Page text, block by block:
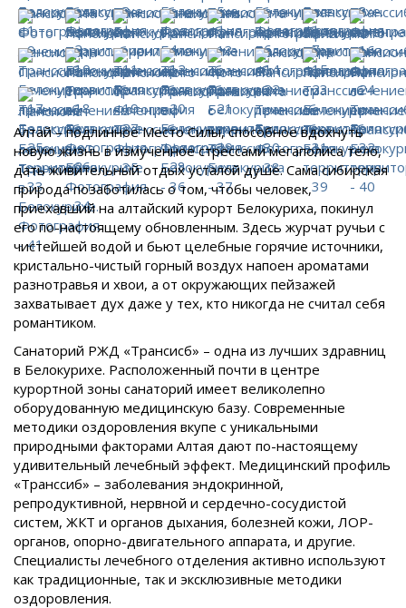
Алтай – подлинное Место Силы, способное вдохнуть
новую жизнь в измученное стрессами мегаполиса тело,
дать живительный отдых усталой душе. Сама сибирская
природа позаботилась о том, чтобы человек,
приехавший на алтайский курорт Белокуриха, покинул
его по-настоящему обновленным. Здесь журчат ручьи с
чистейшей водой и бьют целебные горячие источники,
кристально-чистый горный воздух напоен ароматами
разнотравья и хвои, а от окружающих пейзажей
захватывает дух даже у тех, кто никогда не считал себя
романтиком.
Санаторий РЖД «Трансисб» – одна из лучших здравниц
в Белокурихе. Расположенный почти в центре
курортной зоны санаторий имеет великолепно
оборудованную медицинскую базу. Современные
методики оздоровления вкупе с уникальными
природными факторами Алтая дают по-настоящему
удивительный лечебный эффект. Медицинский профиль
«Транссиб» – заболевания эндокринной,
репродуктивной, нервной и сердечно-сосудистой
систем, ЖКТ и органов дыхания, болезней кожи, ЛОР-
органов, опорно-двигательного аппарата, и другие.
Специалисты лечебного отделения активно используют
как традиционные, так и эксклюзивные методики
оздоровления.